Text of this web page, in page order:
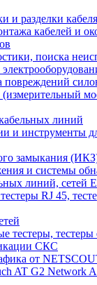
и разделки кабеля
кабелей и
поиска
линий
и инструменты
замыкания
и системы
линий, сетей
RJ 45,
тестеры, тестеры
СКС
от
AT G2 Network